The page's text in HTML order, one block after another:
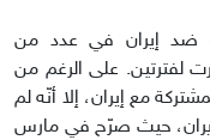
ضد إيران في عدد من
لفترتين. على الرغم من
مع إيران، إلا أنّه لم
إيران، حيث صرّح في مارس